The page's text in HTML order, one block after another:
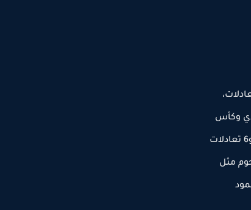
السعودي للمحترفين 2023-2024 دون هزيمة، محققًا 31 فوزًا و3 تعادلات،
وكأس
الملك، محققًا بذلك ثلاثية محلية، مختتمًا موسمًا مذهلاً بلا هزيمة، حقق فيه 50 فوزًا و6 تعادلات
أكتوبر، لكن مع نجوم مثل